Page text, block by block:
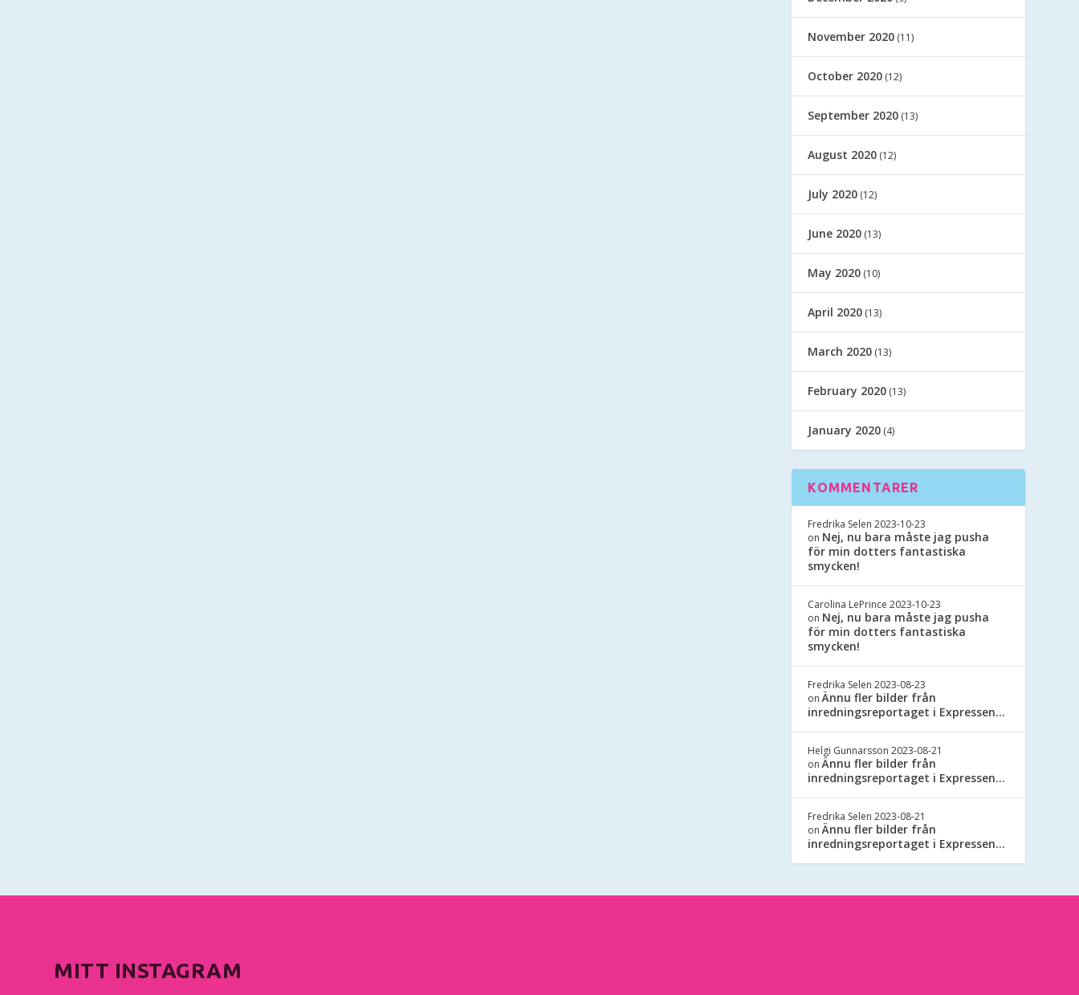
November 2020 (11)
October 2020 (12)
September 2020 (13)
August 2020 (12)
July 2020 (12)
June 2020 (13)
May 2020 (10)
April 2020 (13)
March 2020 (13)
February 2020 (13)
January 2020 (4)
KOMMENTARER
Fredrika Selen 2023-10-23
on Nej, nu bara måste jag pusha
för min dotters fantastiska
smycken!
Carolina LePrince 2023-10-23
on Nej, nu bara måste jag pusha
för min dotters fantastiska
smycken!
Fredrika Selen 2023-08-23
onÄnnu fler bilder från
inredningsreportaget i Expressen…
Helgi Gunnarsson 2023-08-21
onÄnnu fler bilder från
inredningsreportaget i Expressen…
Fredrika Selen 2023-08-21
onÄnnu fler bilder från
inredningsreportaget i Expressen…
MITT INSTAGRAM